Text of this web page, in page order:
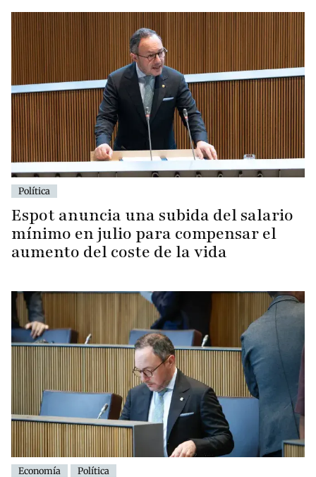
Política
Espot anuncia una subida del salario
mínimo en julio para compensar el
aumento del coste de la vida
Economía Política